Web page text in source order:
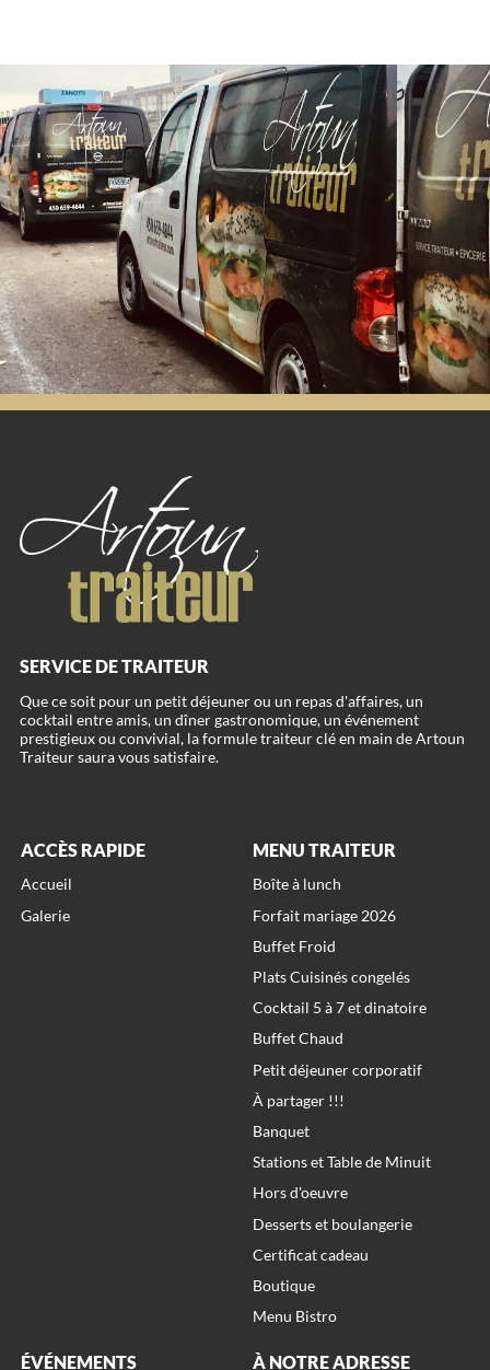
SERVICE DE TRAITEUR
Que ce soit pour un petit déjeuner ou un repas d'affaires, un
cocktail entre amis, un dîner gastronomique, un événement
prestigieux ou convivial, la formule traiteur clé en main de Artoun
ACCÈS RAPIDE
Accueil
Galerie
MENU TRAITEUR
Boîte à lunch
Forfait mariage 2026
Buffet Froid
Plats Cuisinés congelés
Cocktail 5 à 7 et dinatoire
Buffet Chaud
Petit déjeuner corporatif
À partager !!!
Banquet
Stations et Table de Minuit
Hors d'oeuvre
Desserts et boulangerie
Certificat cadeau
Boutique
Menu Bistro
ÉVÉNEMENTS À NOTRE ADRESSE